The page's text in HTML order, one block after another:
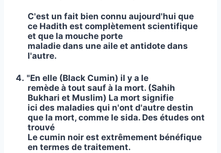
C'est un fait bien connu aujourd'hui que
ce Hadith est complètement scientifique
et que la mouche porte
maladie dans une aile et antidote dans
l'autre.
4. "En elle (Black Cumin) il y a le
remède à tout sauf à la mort. (Sahih
Bukhari et Muslim) La mort signifie
ici des maladies qui n'ont d'autre destin
que la mort, comme le sida. Des études ont
trouvé
Le cumin noir est extrêmement bénéfique
en termes de traitement.